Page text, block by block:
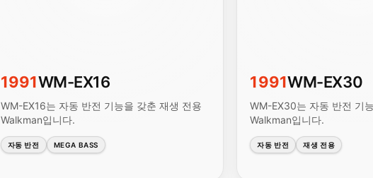
1991WM-EX16
WM-EX16는 자동 반전 기능을 갖춘 재생 전용
Walkman입니다.
자동 반전 MEGA BASS
1991WM-EX30
WM-EX30는 자동 반전 기
Walkman입니다.
자동 반전 재생 전용